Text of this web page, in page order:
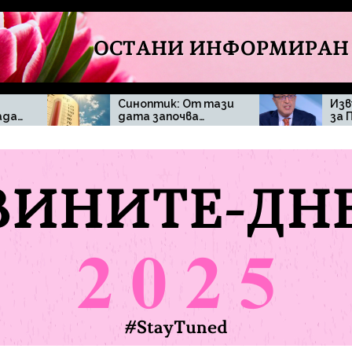
Синоптик: От тази
дата започва…
Извънредна новина
за Петър Стоянов
и твърденията, че